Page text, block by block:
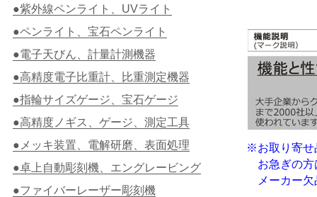
※お取り寄せ
お急ぎの方
メーカー欠
●紫外線ペンライト、UVライト
●ペンライト、宝石ペンライト
●電子天びん、計量計測機器
●高精度電子比重計、比重測定機器
●指輪サイズゲージ、宝石ゲージ
●高精度ノギス、ゲージ、測定工具
●メッキ装置、電解研磨、表面処理
●卓上自動彫刻機、エングレービング
●ファイバーレーザー彫刻機